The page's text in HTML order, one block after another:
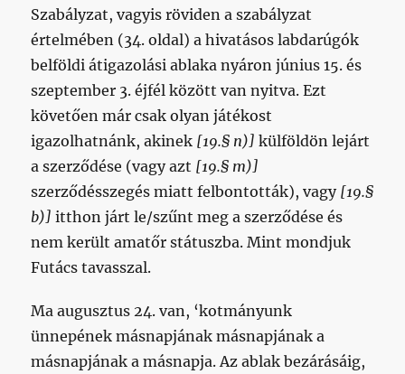
Szabályzat, vagyis röviden a szabályzat
értelmében (34. oldal) a hivatásos labdarúgók
belföldi átigazolási ablaka nyáron június 15. és
szeptember 3. éjfél között van nyitva. Ezt
követően már csak olyan játékost
igazolhatnánk, akinek [19.§ n)] külföldön lejárt
a szerződése (vagy azt [19.§ m)]
szerződésszegés miatt felbontották), vagy [19.§
b)] itthon járt le/szűnt meg a szerződése és
nem került amatőr státuszba. Mint mondjuk
Futács tavasszal.
Ma augusztus 24. van, ‘kotmányunk
ünnepének másnapjának másnapjának a
másnapjának a másnapja. Az ablak bezárásáig,